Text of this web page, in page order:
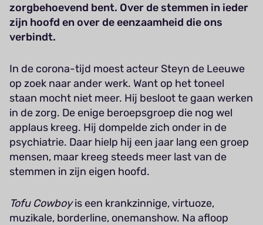
zorgbehoevend bent. Over de stemmen in ieder
zijn hoofd en over de eenzaamheid die ons
verbindt.
In de corona-tijd moest acteur Steyn de Leeuwe
op zoek naar ander werk. Want op het toneel
staan mocht niet meer. Hij besloot te gaan werken
in de zorg. De enige beroepsgroep die nog wel
applaus kreeg. Hij dompelde zich onder in de
psychiatrie. Daar hielp hij een jaar lang een groep
mensen, maar kreeg steeds meer last van de
stemmen in zijn eigen hoofd.
Tofu Cowboyis een krankzinnige, virtuoze,
muzikale, borderline, onemanshow. Na afloop